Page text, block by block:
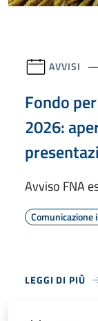
AVVISI
Fondo
2026:
Avviso FNA
LEGGI DI PIÙ